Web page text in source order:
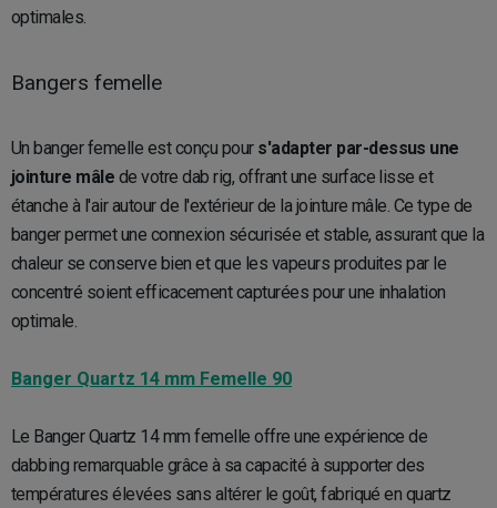
optimales.
Bangers femelle
Un banger femelle est conçu pour s'adapter par-dessus une
jointure mâle de votre dab rig, offrant une surface lisse et
étanche à l'air autour de l'extérieur de la jointure mâle. Ce type de
banger permet une connexion sécurisée et stable, assurant que la
chaleur se conserve bien et que les vapeurs produites par le
concentré soient efficacement capturées pour une inhalation
optimale.
Banger Quartz 14 mm Femelle 90
Le Banger Quartz 14 mm femelle offre une expérience de
dabbing remarquable grâce à sa capacité à supporter des
températures élevées sans altérer le goût, fabriqué en quartz